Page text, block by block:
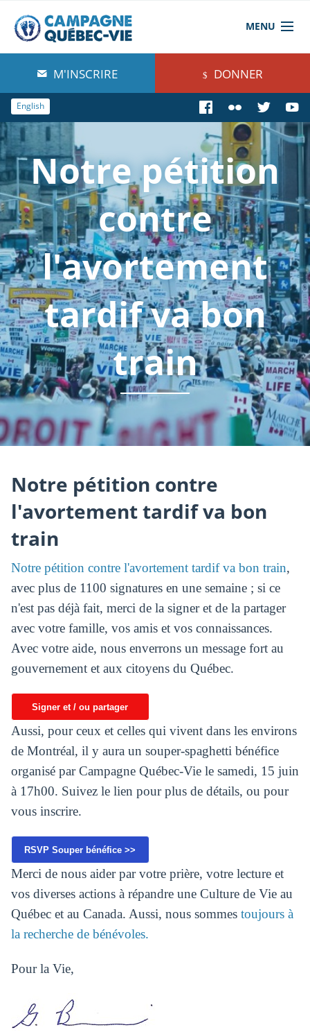
MENU
À propos de nous
Blog
Comprendre
Agir
Boutique
M'INSCRIRE DONNER
English
Notre pétition
contre
l'avortement
tardif va bon
train
Notre pétition contre
l'avortement tardif va bon
train
Notre pétition contre l'avortement tardif va bon train,
avec plus de 1100 signatures en une semaine ; si ce
n'est pas déjà fait, merci de la signer et de la partager
avec votre famille, vos amis et vos connaissances.
Avec votre aide, nous enverrons un message fort au
gouvernement et aux citoyens du Québec.
Signer et / ou partager
Aussi, pour ceux et celles qui vivent dans les environs
de Montréal, il y aura un souper-spaghetti bénéfice
organisé par Campagne Québec-Vie le samedi, 15 juin
à 17h00. Suivez le lien pour plus de détails, ou pour
vous inscrire.
RSVP Souper bénéfice >>
Merci de nous aider par votre prière, votre lecture et
vos diverses actions à répandre une Culture de Vie au
Québec et au Canada. Aussi, nous sommes toujours à
la recherche de bénévoles.
Pour la Vie,